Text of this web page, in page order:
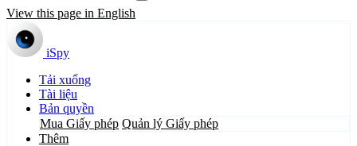
View this page in English
iSpy
Tải xuống
Tài liệu
Bản quyền
Mua Giấy phép Quản lý Giấy phép
Thêm